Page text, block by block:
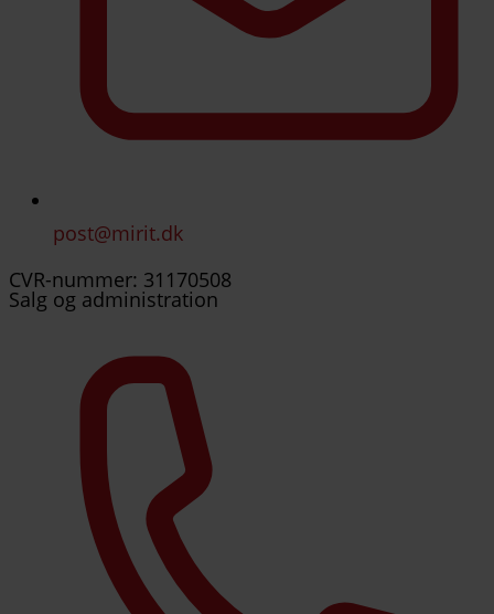
post@mirit.dk
CVR-nummer: 31170508
Salg og administration